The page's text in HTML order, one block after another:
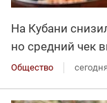
На Кубани
но средний чек
Общество